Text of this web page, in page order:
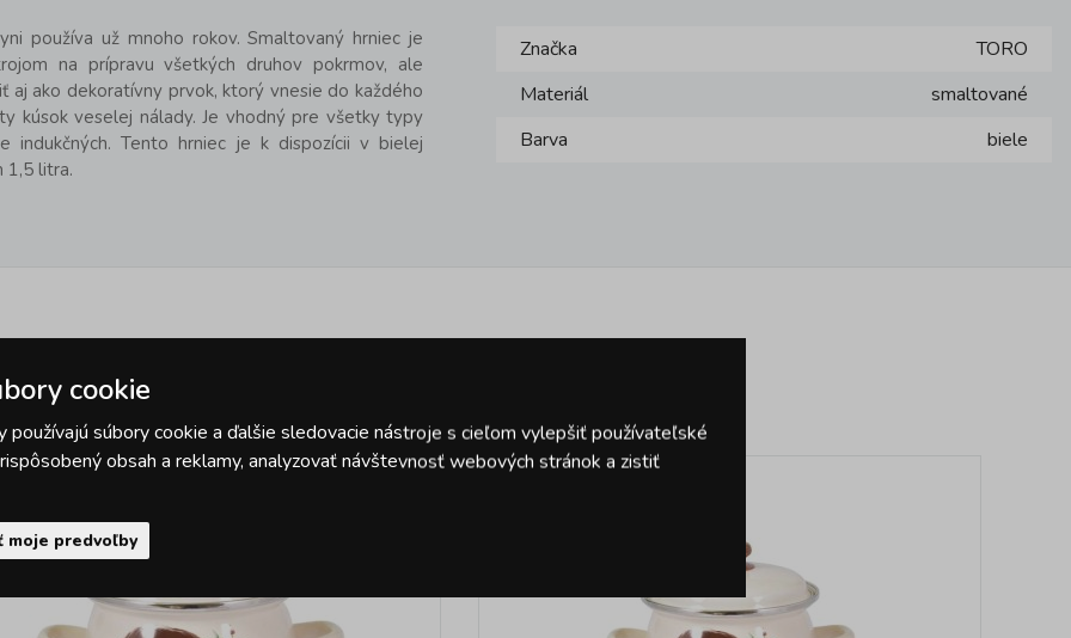
používa už mnoho rokov. Smaltovaný hrniec je
na prípravu všetkých druhov pokrmov, ale
aj ako dekoratívny prvok, ktorý vnesie do každého
kúsok veselej nálady. Je vhodný pre všetky typy
indukčných. Tento hrniec je k dispozícii v bielej
1,5 litra.
Značka
TORO
Materiál
smaltované
Barva
biele
cookie
súbory cookie a ďalšie sledovacie nástroje s cieľom vylepšiť používateľské
obsah a reklamy, analyzovať návštevnosť webových stránok a zistiť
moje predvoľby